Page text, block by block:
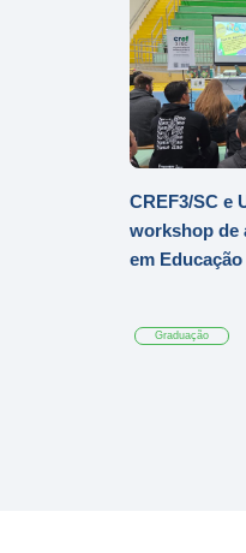
CREF3/SC e
workshop de
em
Graduação